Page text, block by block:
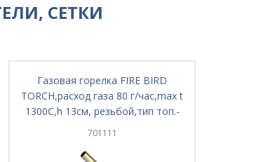
СЕТКИ
Газовая горелка FIRE BIRD
TORCH,расход газа 80 г/час,max t
1300С,h 13см, резьбой,тип топ.-
сжижен.газ
701111